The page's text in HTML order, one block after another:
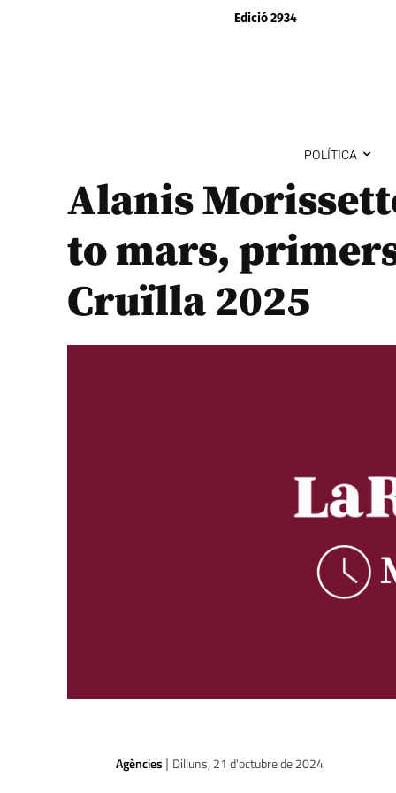
Edició 2934
POLÍTICA
Alanis
to mars,
Cruïlla 2025
Agències | Dilluns, 21 d'octubre de 2024